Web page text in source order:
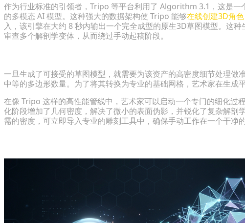
作为行业标准的引领者，Tripo 等平台利用了 Algorithm 3.1，这是
的多模态 AI 模型。这种强大的数据架构使 Tripo 能够在线创建3D角色
入，该引擎在大约 8 秒内输出一个完全成型的原生3D草图模型。这
审查多个解剖学变体，从而绕过手动起稿阶段。
一旦生成了可接受的草图模型，就需要为该资产的高密度细节处理做
中等的多边形数量。为了将其转换为专业的基础网格，艺术家在生成
在像 Tripo 这样的高性能管线中，艺术家可以启动一个专门的细化过
化阶段增加了几何密度，解决了微小的表面伪影，并锐化了复杂解
需的密度，可立即导入专业的雕刻工具中，确保手动工作在一个干净的